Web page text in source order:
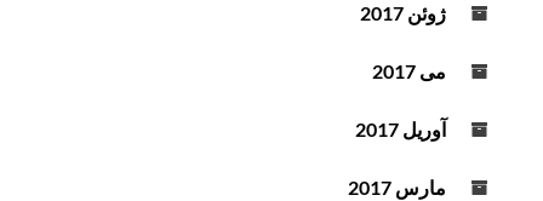
ژوئن 2017
می 2017
آوریل 2017
مارس 2017